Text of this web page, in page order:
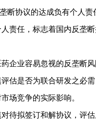
断协议的达成负有个人责
责任，标志着国内反垄
企业容易忽视的反垄断风
估是否为联合研发之必
场竞争的实际影响。
待拟签订和解协议，评